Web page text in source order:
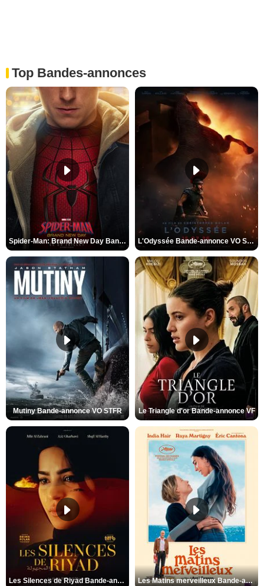
Top Bandes-annonces
Spider-Man: Brand New Day Bande-annonce VO STFR L'Odyssée Bande-annonce VO STFR
Mutiny Bande-annonce VO STFR Le Triangle d'or Bande-annonce VF
Les Silences de Riyad Bande-annonce VO STFR Les Matins merveilleux Bande-annonce VF